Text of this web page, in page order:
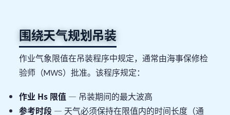
围绕天气规划吊装
作业气象限值在吊装程序中规定，通常由海事保修检
验师（MWS）批准。该程序规定：
作业 Hs 限值— 吊装期间的最大波高
参考时段— 天气必须保持在限值内的时间长度（通